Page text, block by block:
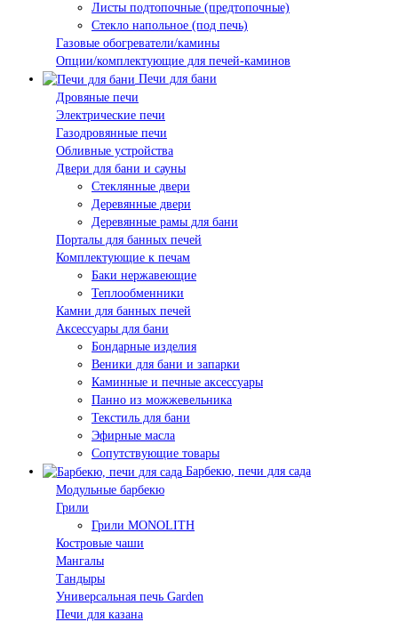
Листы подтопочные (предтопочные)
Стекло напольное (под печь)
Газовые обогреватели/камины
Опции/комплектующие для печей-каминов
Печи для бани
Дровяные печи
Электрические печи
Газодровянные печи
Обливные устройства
Двери для бани и сауны
Стеклянные двери
Деревянные двери
Деревянные рамы для бани
Порталы для банных печей
Комплектующие к печам
Баки нержавеющие
Теплообменники
Камни для банных печей
Аксессуары для бани
Бондарные изделия
Веники для бани и запарки
Каминные и печные аксессуары
Панно из можжевельника
Текстиль для бани
Эфирные масла
Сопутствующие товары
Барбекю, печи для сада
Модульные барбекю
Грили
Грили MONOLITH
Костровые чаши
Мангалы
Тандыры
Универсальная печь Garden
Печи для казана